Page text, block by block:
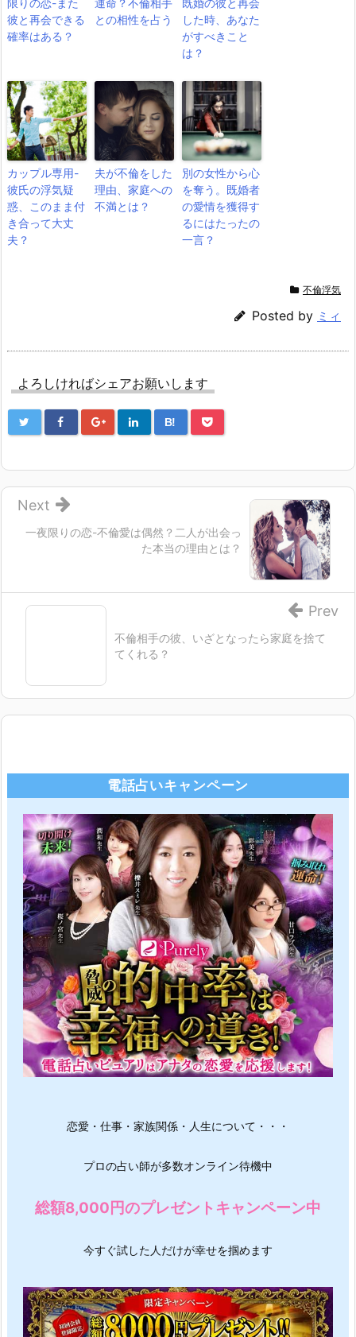
彼と再会できる
確率はある？
との相性を占う
した時、あなた
がすべきこと
は？
カップル専用-
彼氏の浮気疑
惑、このまま付
き合って大丈
夫？
夫が不倫をした
理由、家庭への
不満とは？
別の女性から心
を奪う。既婚者
の愛情を獲得す
るにはたったの
一言？
不倫浮気
Posted by ミィ
よろしければシェアお願いします
B!
一夜限りの恋-不倫愛は偶然？二人が出会っ
た本当の理由とは？
Next
不倫相手の彼、いざとなったら家庭を捨て
てくれる？
Prev
電話占いキャンペーン
恋愛・仕事・家族関係・人生について・・・
プロの占い師が多数オンライン待機中
総額8,000円のプレゼントキャンペーン中
今すぐ試した人だけが幸せを掴めます